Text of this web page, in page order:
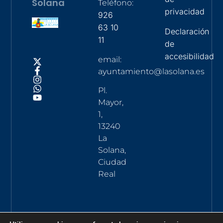
Solana Teléfono:
926
63 10
11
email:
ayuntamiento@lasolana.es
Pl.
Mayor,
1,
13240
La
Solana,
Ciudad
Real
privacidad
Declaración
de
accesibilidad